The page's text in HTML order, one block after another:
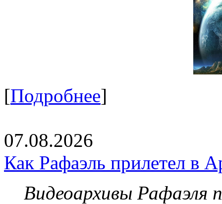
[Подробнее]
07.08.2026
Как Рафаэль прилетел в
Видеоархивы Рафаэля